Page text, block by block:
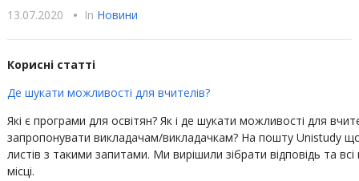
13.07.2020 • In Новини
Корисні статті
Де шукати можливості для вчителів?
Які є програми для освітян? Як і де шукати можливості для
запропонувати викладачам/викладачкам? На пошту Unistudy
листів з такими запитами. Ми вирішили зібрати відповідь та
місці.